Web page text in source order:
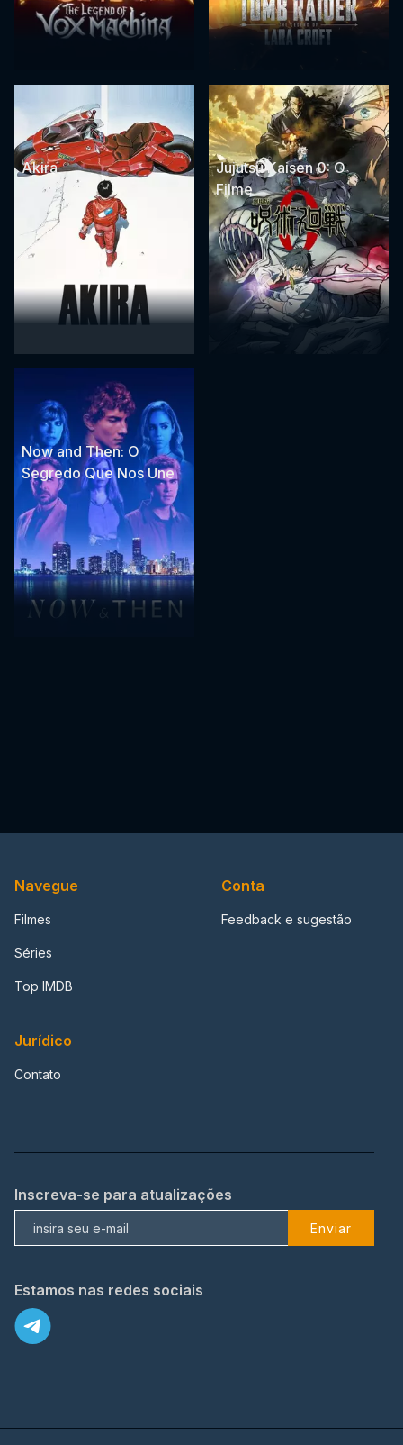
Akira
Jujutsu Kaisen 0: O
Filme
Now and Then: O
Segredo Que Nos Une
Navegue
Filmes
Séries
Top IMDB
Conta
Feedback e sugestão
Jurídico
Contato
Inscreva-se para atualizações
Enviar
Estamos nas redes sociais